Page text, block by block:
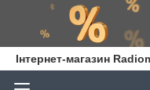
Інтернет-магазин